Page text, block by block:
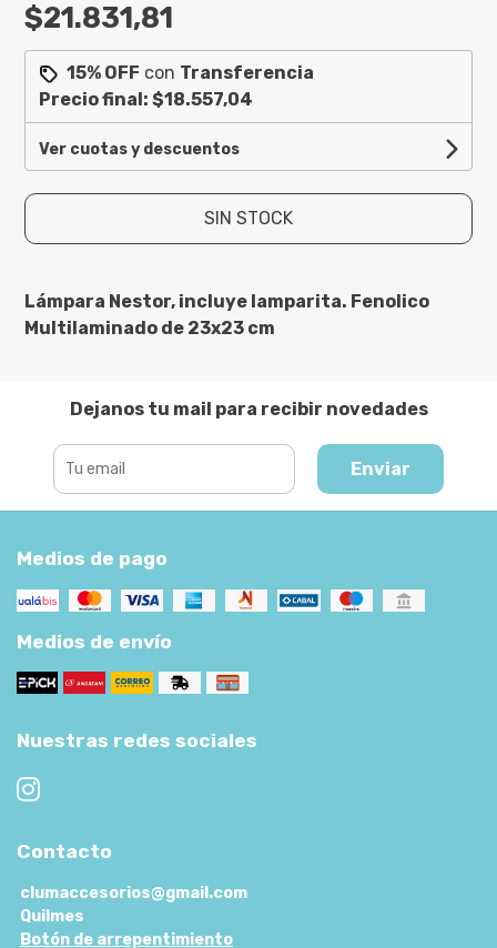
$21.831,81
15% OFF con Transferencia
Precio final:$18.557,04
Ver cuotas y descuentos
SIN STOCK
Lámpara Nestor, incluye lamparita. Fenolico
Multilaminado de 23x23 cm
Dejanos tu mail para recibir novedades
Enviar
Medios de pago
Medios de envío
Nuestras redes sociales
Contacto
clumaccesorios@gmail.com
Quilmes
Botón de arrepentimiento